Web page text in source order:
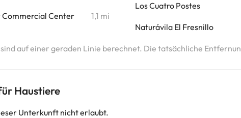
Center 1,1 mi
Los Cuatro Postes
Naturávila El Fresnillo
auf einer geraden Linie berechnet. Die tatsächliche
Haustiere
Unterkunft nicht erlaubt.